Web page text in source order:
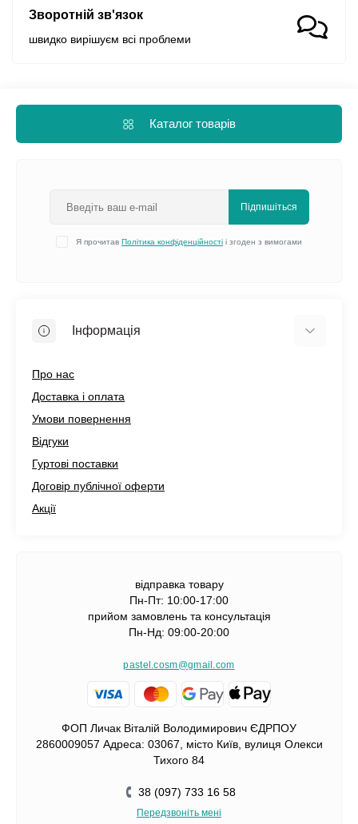
Зворотній зв'язок
швидко вирішуєм всі проблеми
Каталог товарів
Підпишіться
Я прочитав Політика конфіденційності і згоден з вимогами
Інформація
Про нас
Доставка і оплата
Умови повернення
Відгуки
Гуртові поставки
Договір публічної оферти
Акції
відправка товару
Пн-Пт: 10:00-17:00
прийом замовлень та консультація
Пн-Нд: 09:00-20:00
pastel.cosm@gmail.com
ФОП Личак Віталій Володимирович ЄДРПОУ
2860009057 Адреса: 03067, місто Київ, вулиця Олекси
Тихого 84
38 (097) 733 16 58
Передзвоніть мені